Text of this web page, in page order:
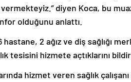
diyen Koca, bu
olduğunu anlattı.
2 ağız ve diş sağlığı
tesisini hizmete açtıklarını
hizmet veren sağlık çalışanı